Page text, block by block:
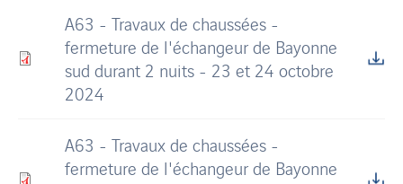
A63 - Travaux de chaussées -
fermeture de l'échangeur de Bayonne
sud durant 2 nuits - 23 et 24 octobre
2024
A63 - Travaux de chaussées -
fermeture de l'échangeur de Bayonne